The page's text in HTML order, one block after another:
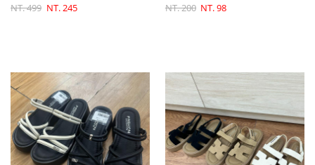
NT. 499 NT. 245
NT. 200 NT. 98